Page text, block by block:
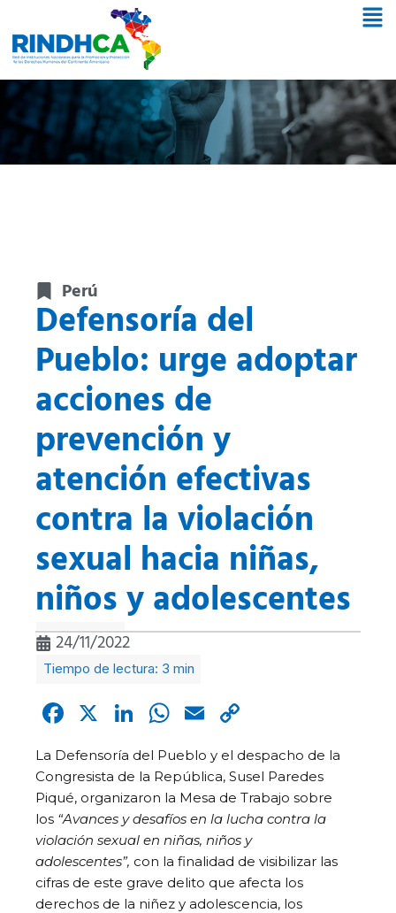
Perú
Defensoría del
Pueblo: urge adoptar
acciones de
prevención y
atención efectivas
contra la violación
sexual hacia niñas,
niños y adolescentes
24/11/2022
Facebook
X LinkedIn
WhatsApp
Email
Link
La Defensoría del Pueblo y el despacho de la
Congresista de la República, Susel Paredes
Piqué, organizaron la Mesa de Trabajo sobre
los “Avances y desafíos en la lucha contra la
violación sexual en niñas, niños y
adolescentes”, con la finalidad de visibilizar las
cifras de este grave delito que afecta los
derechos de la niñez y adolescencia, los